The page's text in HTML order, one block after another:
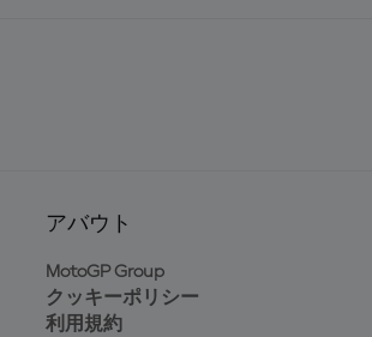
アバウト
MotoGP Group
クッキーポリシー
利用規約